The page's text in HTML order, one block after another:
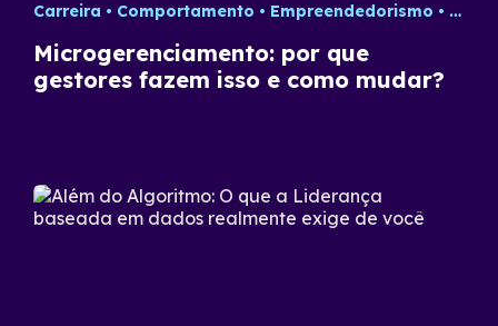
Carreira
Comportamento Empreendedorismo
Microgerenciamento: por que
gestores fazem isso e como mudar?